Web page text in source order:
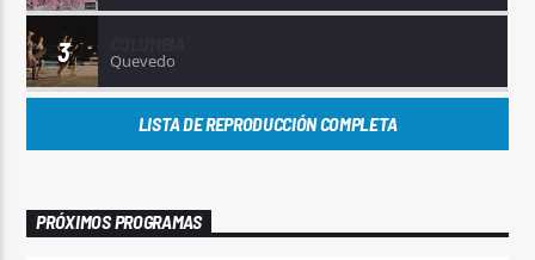
3 Quevedo
LISTA DE REPRODUCCIÓN COMPLETA
PRÓXIMOS PROGRAMAS